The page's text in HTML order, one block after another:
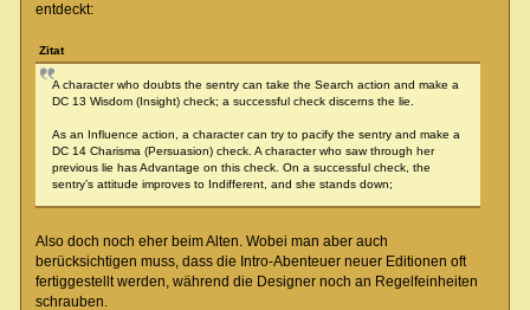
entdeckt:
Zitat
A character who doubts the sentry can take the Search action and make a
DC 13 Wisdom (Insight) check; a successful check discerns the lie.
As an Influence action, a character can try to pacify the sentry and make a
DC 14 Charisma (Persuasion) check. A character who saw through her
previous lie has Advantage on this check. On a successful check, the
sentry’s attitude improves to Indifferent, and she stands down;
Also doch noch eher beim Alten. Wobei man aber auch
berücksichtigen muss, dass die Intro-Abenteuer neuer Editionen oft
fertiggestellt werden, während die Designer noch an Regelfeinheiten
schrauben.